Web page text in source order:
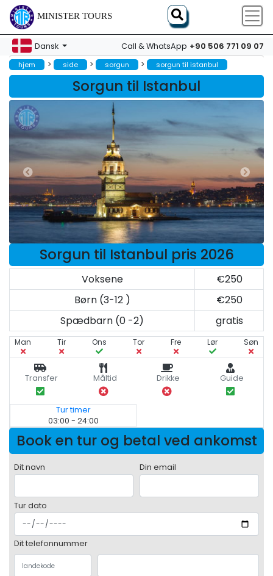
MINISTER TOURS
Dansk Call & WhatsApp +90 506 771 09 07
hjem > side > sorgun > sorgun til istanbul
Sorgun til Istanbul
Sorgun til Istanbul pris 2026
Voksene
€250
Børn (3-12 )
€250
Spædbarn (0 -2)
gratis
Man Tir Ons Tor Fre Lør Søn
Transfer Måltid Drikke Guide
Tur timer
03:00 - 24:00
Book en tur og betal ved ankomst
Dit navn Din email
Tur dato
Dit telefonnummer